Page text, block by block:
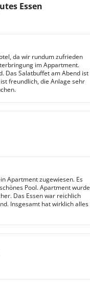
Essen
da wir rundum zufrieden
im Appartment.
Das Salatbuffet am Abend ist
freundlich, die Anlage sehr
Apartment zugewiesen. Es
Pool. Apartment wurde
Das Essen war reichlich
Insgesamt hat wirklich alles